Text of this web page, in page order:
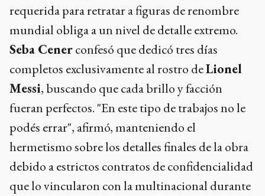
requerida para retratar a figuras de renombre
mundial obliga a un nivel de detalle extremo.
Seba Cenerconfesó que dedicó tres días
completos exclusivamente al rostro deLionel
Messi, buscando que cada brillo y facción
fueran perfectos. "En este tipo de trabajos no le
podés errar", afirmó, manteniendo el
hermetismo sobre los detalles finales de la obra
debido a estrictos contratos de confidencialidad
que lo vincularon con la multinacional durante